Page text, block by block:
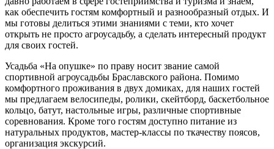
как обеспечить гостям комфортный и разнообразный отдых. И
мы готовы делиться этими знаниями с теми, кто хочет
открыть не просто агроусадьбу, а сделать интересный продукт
для своих гостей.
Усадьба «На опушке» по праву носит звание самой
спортивной агроусадьбы Браславского района. Помимо
комфортного проживания в двух домиках, для наших гостей
мы предлагаем велосипеды, ролики, скейтборд, баскетбольное
кольцо, батут, настольные игры, различные спортивные
соревнования. Кроме того гостям доступно питание из
натуральных продуктов, мастер-классы по ткачеству поясов,
организация экскурсий.